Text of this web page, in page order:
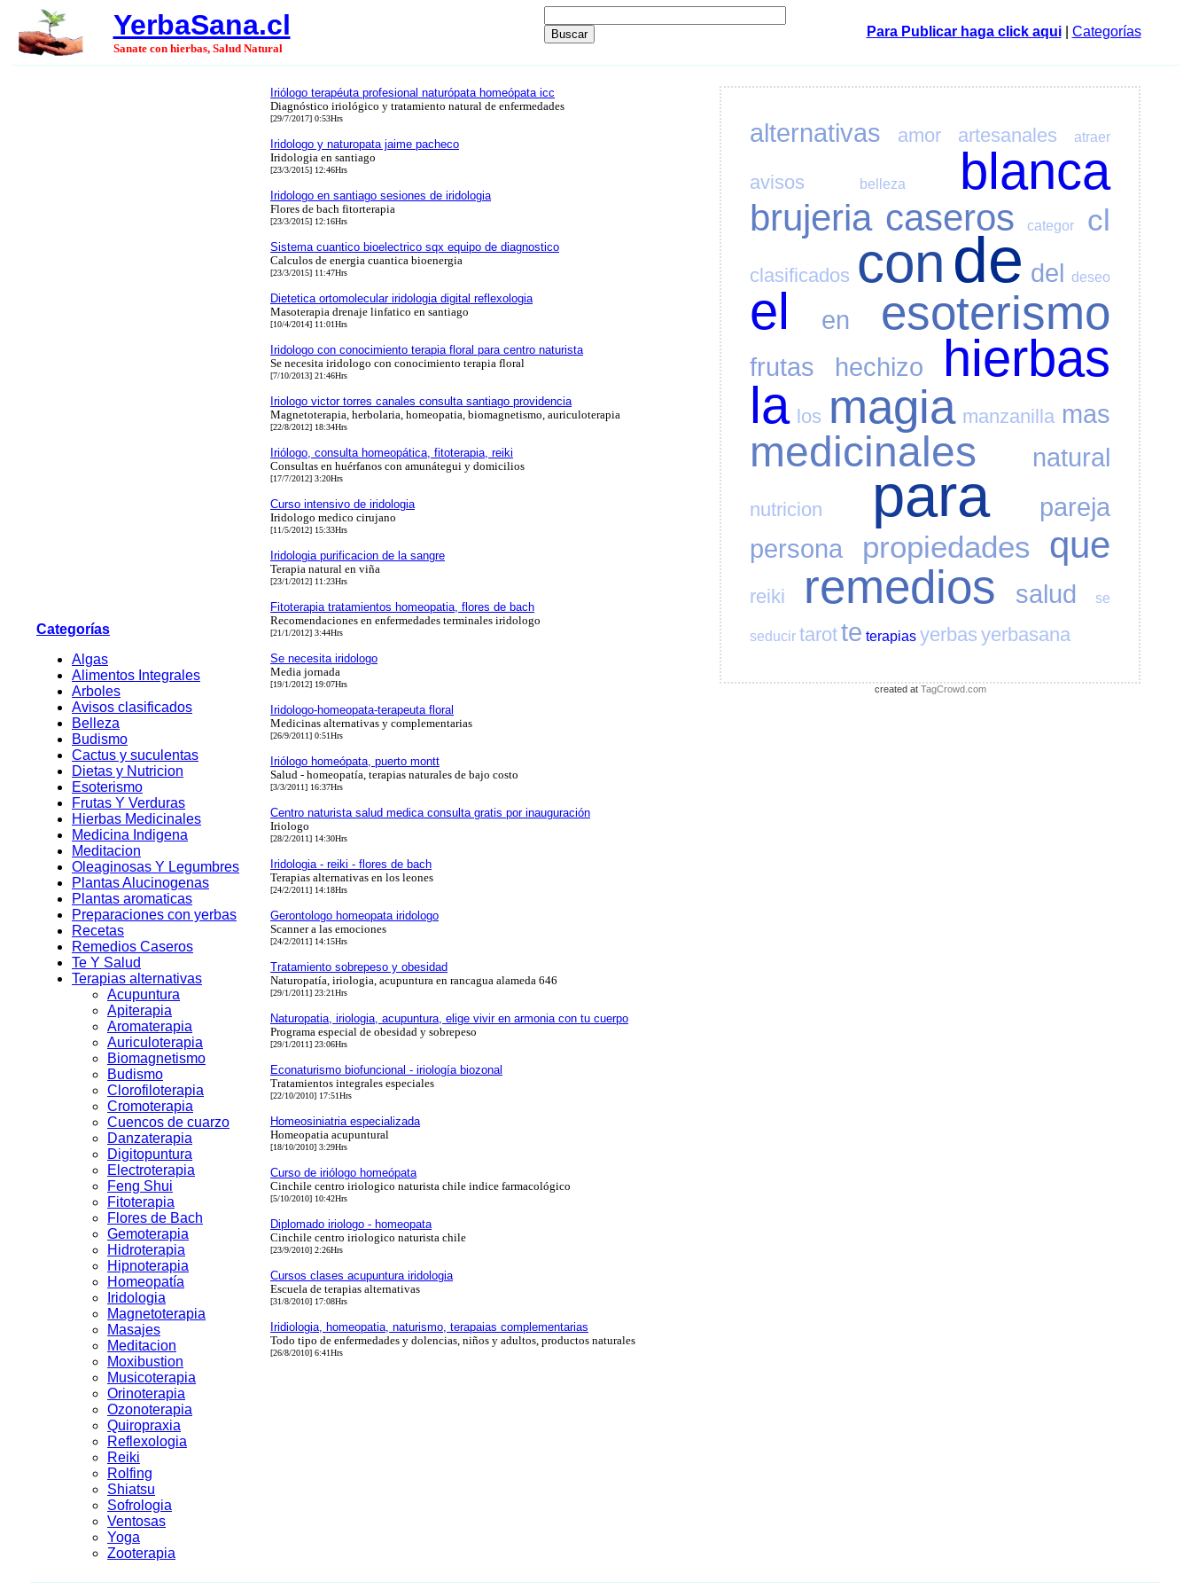
YerbaSana.cl
Sanate con hierbas, Salud Natural
Para Publicar haga click aqui| Categorías
Categorías
Algas
Alimentos Integrales
Arboles
Avisos clasificados
Belleza
Budismo
Cactus y suculentas
Dietas y Nutricion
Esoterismo
Frutas Y Verduras
Hierbas Medicinales
Medicina Indigena
Meditacion
Oleaginosas Y Legumbres
Plantas Alucinogenas
Plantas aromaticas
Preparaciones con yerbas
Recetas
Remedios Caseros
Te Y Salud
Terapias alternativas
Acupuntura
Apiterapia
Aromaterapia
Auriculoterapia
Biomagnetismo
Budismo
Clorofiloterapia
Cromoterapia
Cuencos de cuarzo
Danzaterapia
Digitopuntura
Electroterapia
Feng Shui
Fitoterapia
Flores de Bach
Gemoterapia
Hidroterapia
Hipnoterapia
Homeopatía
Iridologia
Magnetoterapia
Masajes
Meditacion
Moxibustion
Musicoterapia
Orinoterapia
Ozonoterapia
Quiropraxia
Reflexologia
Reiki
Rolfing
Shiatsu
Sofrologia
Ventosas
Yoga
Zooterapia
Iriólogo terapéuta profesional naturópata homeópata icc
Diagnóstico iriológico y tratamiento natural de enfermedades
[29/7/2017] 0:53Hrs
Iridologo y naturopata jaime pacheco
Iridologia en santiago
[23/3/2015] 12:46Hrs
Iridologo en santiago sesiones de iridologia
Flores de bach fitorterapia
[23/3/2015] 12:16Hrs
Sistema cuantico bioelectrico sqx equipo de diagnostico
Calculos de energia cuantica bioenergia
[23/3/2015] 11:47Hrs
Dietetica ortomolecular iridologia digital reflexologia
Masoterapia drenaje linfatico en santiago
[10/4/2014] 11:01Hrs
Iridologo con conocimiento terapia floral para centro naturista
Se necesita iridologo con conocimiento terapia floral
[7/10/2013] 21:46Hrs
Iriologo victor torres canales consulta santiago providencia
Magnetoterapia, herbolaria, homeopatia, biomagnetismo, auriculoterapia
[22/8/2012] 18:34Hrs
Iriólogo, consulta homeopática, fitoterapia, reiki
Consultas en huérfanos con amunátegui y domicilios
[17/7/2012] 3:20Hrs
Curso intensivo de iridologia
Iridologo medico cirujano
[11/5/2012] 15:33Hrs
Iridologia purificacion de la sangre
Terapia natural en viña
[23/1/2012] 11:23Hrs
Fitoterapia tratamientos homeopatia, flores de bach
Recomendaciones en enfermedades terminales iridologo
[21/1/2012] 3:44Hrs
Se necesita iridologo
Media jornada
[19/1/2012] 19:07Hrs
Iridologo-homeopata-terapeuta floral
Medicinas alternativas y complementarias
[26/9/2011] 0:51Hrs
Iriólogo homeópata, puerto montt
Salud - homeopatía, terapias naturales de bajo costo
[3/3/2011] 16:37Hrs
Centro naturista salud medica consulta gratis por inauguración
Iriologo
[28/2/2011] 14:30Hrs
Iridologia - reiki - flores de bach
Terapias alternativas en los leones
[24/2/2011] 14:18Hrs
Gerontologo homeopata iridologo
Scanner a las emociones
[24/2/2011] 14:15Hrs
Tratamiento sobrepeso y obesidad
Naturopatía, iriologia, acupuntura en rancagua alameda 646
[29/1/2011] 23:21Hrs
Naturopatia, iriologia, acupuntura, elige vivir en armonia con tu cuerpo
Programa especial de obesidad y sobrepeso
[29/1/2011] 23:06Hrs
Econaturismo biofuncional - iriología biozonal
Tratamientos integrales especiales
[22/10/2010] 17:51Hrs
Homeosiniatria especializada
Homeopatia acupuntural
[18/10/2010] 3:29Hrs
Curso de iriólogo homeópata
Cinchile centro iriologico naturista chile indice farmacológico
[5/10/2010] 10:42Hrs
Diplomado iriologo - homeopata
Cinchile centro iriologico naturista chile
[23/9/2010] 2:26Hrs
Cursos clases acupuntura iridologia
Escuela de terapias alternativas
[31/8/2010] 17:08Hrs
Iridiologia, homeopatia, naturismo, terapaias complementarias
Todo tipo de enfermedades y dolencias, niños y adultos, productos naturales
[26/8/2010] 6:41Hrs
alternativas amor artesanales atraer
avisos belleza blanca
brujeria caseros categor cl
clasificados con de del deseo
el en esoterismo
frutas hechizo
hierbas
la los magia manzanilla mas
medicinales natural
nutricion para
pareja
persona
propiedades que
reiki remedios salud se
seducir tarotte terapias yerbas yerbasana
created at TagCrowd.com